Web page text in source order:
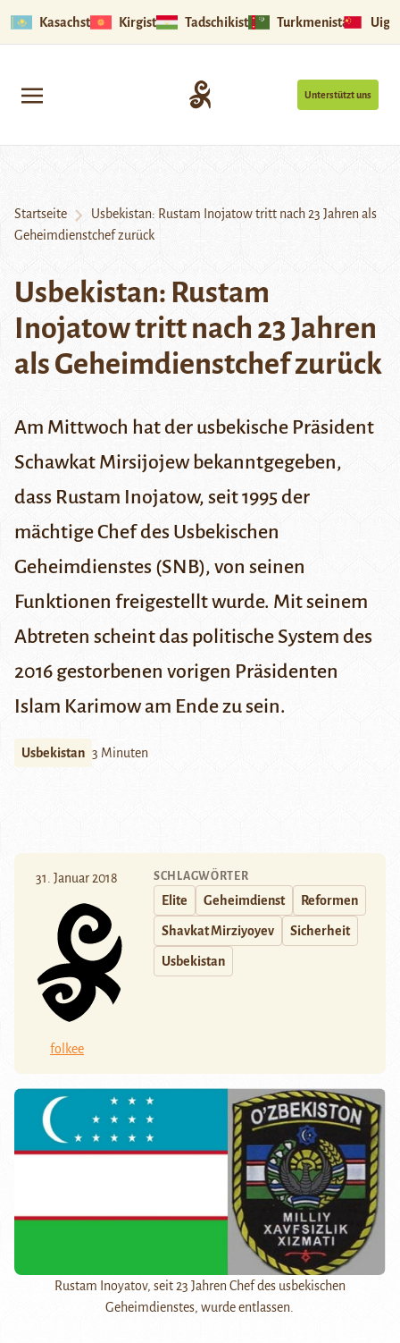
Kasachstan Kirgistan Tadschikistan Turkmenistan
Unterstützt uns
Startseite
Usbekistan: Rustam Inojatow tritt nach 23 Jahren als
Geheimdienstchef zurück
Usbekistan: Rustam
Inojatow tritt nach 23 Jahren
als Geheimdienstchef zurück
Am Mittwoch hat der usbekische Präsident
Schawkat Mirsijojew bekanntgegeben,
dass Rustam Inojatow, seit 1995 der
mächtige Chef des Usbekischen
Geheimdienstes (SNB), von seinen
Funktionen freigestellt wurde. Mit seinem
Abtreten scheint das politische System des
2016 gestorbenen vorigen Präsidenten
Islam Karimow am Ende zu sein.
Usbekistan 3 Minuten
31. Januar 2018
folkee
SCHLAGWÖRTER
Elite Geheimdienst Reformen
Shavkat Mirziyoyev Sicherheit
Usbekistan
Rustam Inoyatov, seit 23 Jahren Chef des usbekischen
Geheimdienstes, wurde entlassen.